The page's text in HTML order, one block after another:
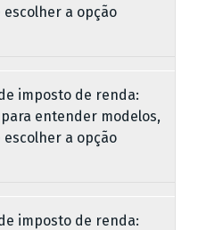
a opção
imposto de renda:
entender modelos,
a opção
imposto de renda: